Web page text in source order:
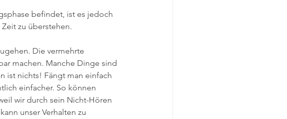
befindet, ist es jedoch
zu überstehen.
Die vermehrte
machen. Manche Dinge sind
ist nichts! Fängt man einfach
einfacher. So können
wir durch sein Nicht-Hören
unser Verhalten zu